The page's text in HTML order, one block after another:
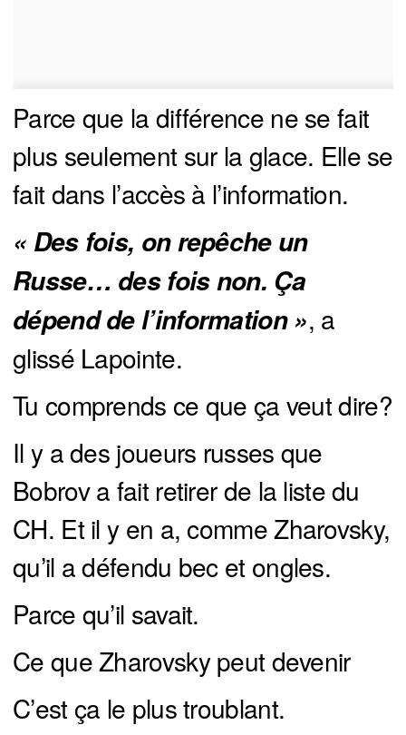
Parce que la différence ne se fait
plus seulement sur la glace. Elle se
fait dans l’accès à l’information.
« Des fois, on repêche un
Russe… des fois non. Ça
dépend de l’information », a
glissé Lapointe.
Tu comprends ce que ça veut dire?
Il y a des joueurs russes que
Bobrov a fait retirer de la liste du
CH. Et il y en a, comme Zharovsky,
qu’il a défendu bec et ongles.
Parce qu’il savait.
Ce que Zharovsky peut devenir
C’est ça le plus troublant.